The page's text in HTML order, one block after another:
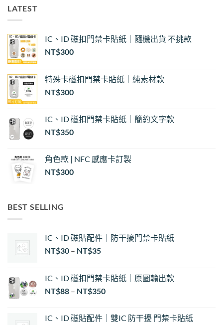
LATEST
IC、ID 磁扣門禁卡貼紙｜隨機出貨 不挑款
NT$300
特殊卡磁扣門禁卡貼紙｜純素材款
NT$300
IC、ID 磁扣門禁卡貼紙｜簡約文字款
NT$350
角色款 | NFC 感應卡訂製
NT$300
BEST SELLING
IC、ID 磁貼配件｜防干擾門禁卡貼紙
NT$30 – NT$35價
圍：
NT$30
NT$35
IC、ID 磁扣門禁卡貼紙｜原圖輸出款
NT$88 – NT$350
IC、ID 磁貼配件｜雙IC 防干擾 門禁卡貼紙